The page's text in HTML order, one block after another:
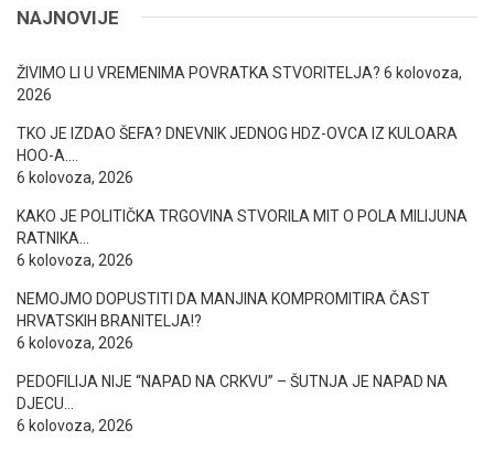
NAJNOVIJE
ŽIVIMO LI U VREMENIMA POVRATKA STVORITELJA? 6 kolovoza,
2026
TKO JE IZDAO ŠEFA? DNEVNIK JEDNOG HDZ-OVCA IZ KULOARA
HOO-A….
6 kolovoza, 2026
KAKO JE POLITIČKA TRGOVINA STVORILA MIT O POLA MILIJUNA
RATNIKA…
6 kolovoza, 2026
NEMOJMO DOPUSTITI DA MANJINA KOMPROMITIRA ČAST
HRVATSKIH BRANITELJA!?
6 kolovoza, 2026
PEDOFILIJA NIJE “NAPAD NA CRKVU” – ŠUTNJA JE NAPAD NA
DJECU…
6 kolovoza, 2026